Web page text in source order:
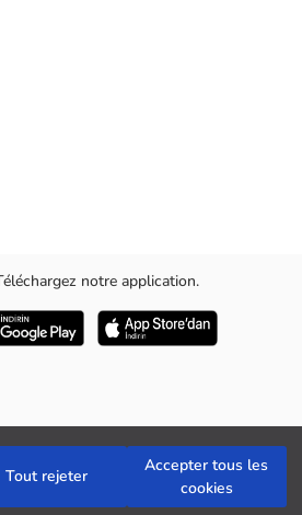
Tout rejeter
Accepter tous les
cookies
notre application.